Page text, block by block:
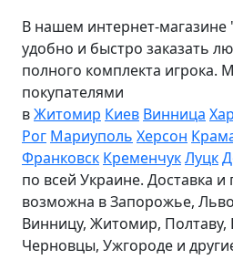
В нашем интернет-магазине
удобно и быстро заказать
полного комплекта игрока.
покупателями
вЖитомир Киев Винница
Рог Мариуполь Херсон
Франковск КременчукЛуцк
по всей Украине. Доставка
возможна в Запорожье,
Винницу, Житомир, Полтаву,
Черновцы, Ужгороде и